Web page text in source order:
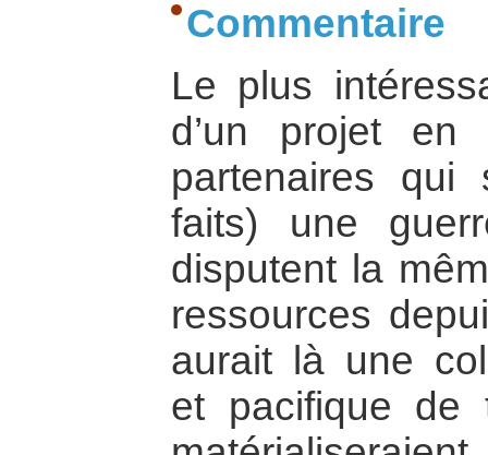
Commentaire
Le plus
d’un projet en
partenaires
faits) une
disputent la
ressources
aurait là une
et pacifique de